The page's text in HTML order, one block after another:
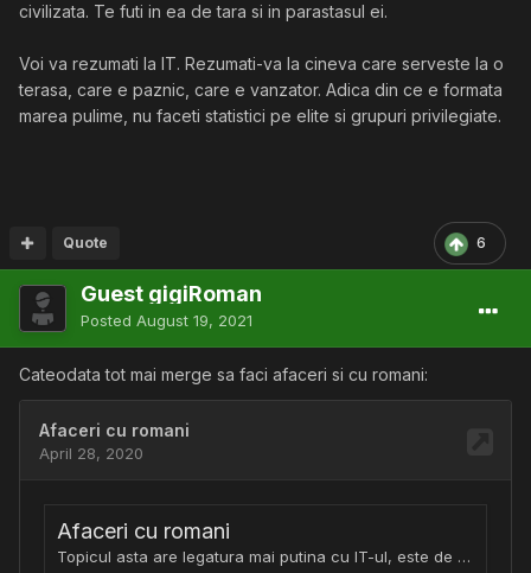
civilizata. Te futi in ea de tara si in parastasul ei.
Voi va rezumati la IT. Rezumati-va la cineva care serveste la o
terasa, care e paznic, care e vanzator. Adica din ce e formata
marea pulime, nu faceti statistici pe elite si grupuri privilegiate.
6
Quote
Guest gigiRoman
Posted August 19, 2021
Cateodata tot mai merge sa faci afaceri si cu romani: